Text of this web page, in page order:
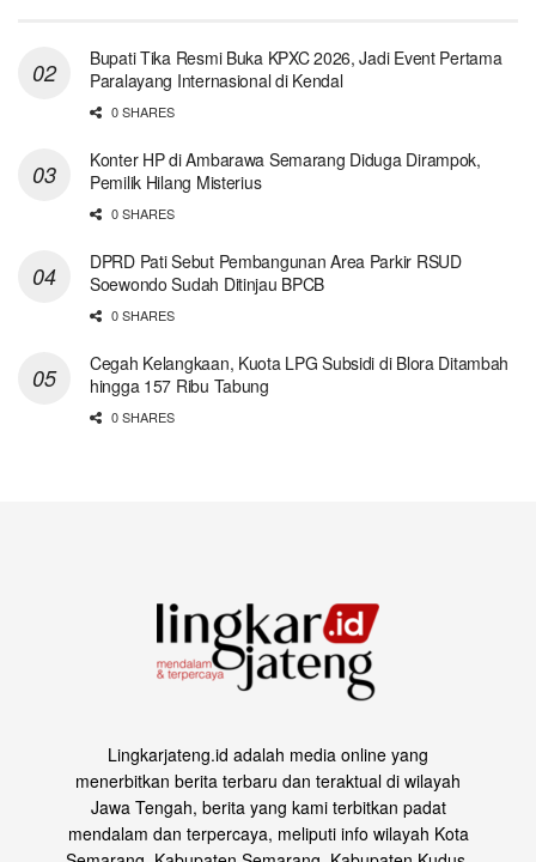
Bupati Tika Resmi Buka KPXC 2026, Jadi Event Pertama
Paralayang Internasional di Kendal
0 SHARES
Konter HP di Ambarawa Semarang Diduga Dirampok,
Pemilik Hilang Misterius
0 SHARES
DPRD Pati Sebut Pembangunan Area Parkir RSUD
Soewondo Sudah Ditinjau BPCB
0 SHARES
Cegah Kelangkaan, Kuota LPG Subsidi di Blora Ditambah
hingga 157 Ribu Tabung
0 SHARES
Lingkarjateng.id adalah media online yang
menerbitkan berita terbaru dan teraktual di wilayah
Jawa Tengah, berita yang kami terbitkan padat
mendalam dan terpercaya, meliputi info wilayah Kota